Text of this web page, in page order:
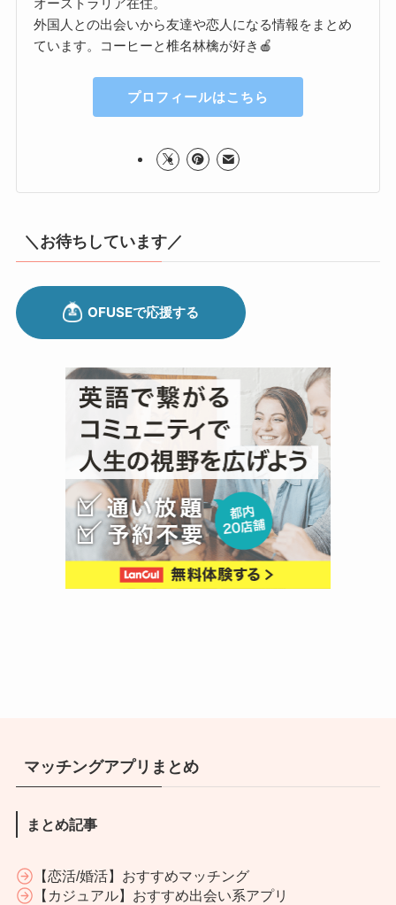
オーストラリア在住。
外国人との出会いから友達や恋人になる情報をまとめ
ています。コーヒーと椎名林檎が好き🍎
プロフィールはこちら
＼お待ちしています／
マッチングアプリまとめ
まとめ記事
【恋活/婚活】おすすめマッチング
【カジュアル】おすすめ出会い系アプリ